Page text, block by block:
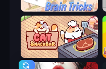
Brain Tricks: Brain Games
Cat Snack Bar